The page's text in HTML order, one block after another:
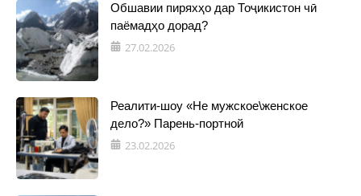
Обшавии пиряхҳо дар Тоҷикистон чӣ
паёмадҳо дорад?
27.02.2026
Реалити-шоу «Не мужское\женское
дело?» Парень-портной
23.02.2026